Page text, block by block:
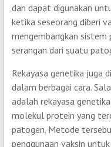
dan dapat digunakan
ketika seseorang diberi
mengembangkan
serangan dari suatu
Rekayasa genetika juga
dalam berbagai cara.
adalah rekayasa
molekul protein yang
patogen. Metode
penggunaan vaksin